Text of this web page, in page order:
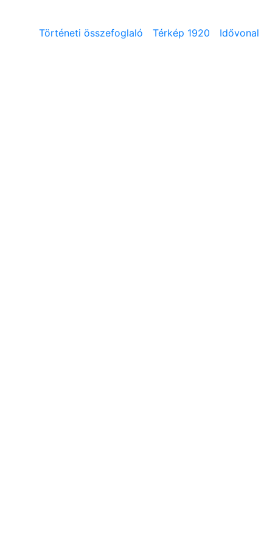
Történeti összefoglaló Térkép 1920 Idővonal